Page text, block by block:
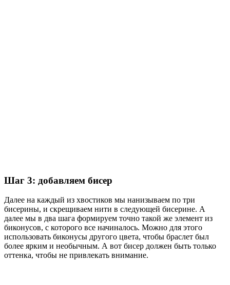
Шаг 3: добавляем бисер
Далее на каждый из хвостиков мы нанизываем по три
бисерины, и скрещиваем нити в следующей бисерине. А
далее мы в два шага формируем точно такой же элемент из
биконусов, с которого все начиналось. Можно для этого
использовать биконусы другого цвета, чтобы браслет был
более ярким и необычным. А вот бисер должен быть только
оттенка, чтобы не привлекать внимание.